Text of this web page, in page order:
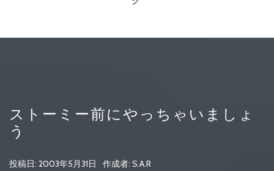
ストーミー前にやっちゃいましょ
う
投稿日: 2003年5月31日 作成者: S.A.R